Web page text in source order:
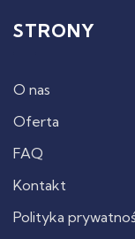
STRONY
O nas
Oferta
FAQ
Kontakt
Polityka